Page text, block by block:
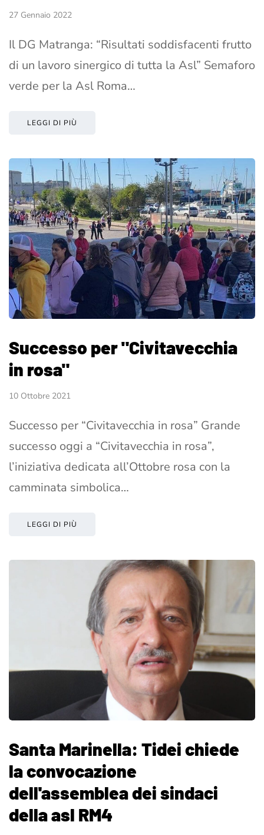
27 Gennaio 2022
Il DG Matranga: “Risultati soddisfacenti frutto
di un lavoro sinergico di tutta la Asl” Semaforo
verde per la Asl Roma…
LEGGI DI PIÙ
Successo per "Civitavecchia
in rosa"
10 Ottobre 2021
Successo per “Civitavecchia in rosa” Grande
successo oggi a “Civitavecchia in rosa”,
l’iniziativa dedicata all’Ottobre rosa con la
camminata simbolica…
LEGGI DI PIÙ
Santa Marinella: Tidei chiede
la convocazione
dell'assemblea dei sindaci
della asl RM4